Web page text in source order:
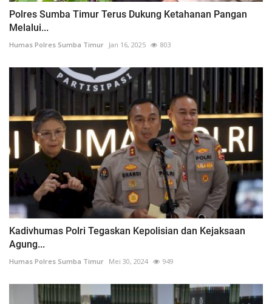
Polres Sumba Timur Terus Dukung Ketahanan Pangan
Melalui...
Humas Polres Sumba Timur Jan 16, 2025 803
Kadivhumas Polri Tegaskan Kepolisian dan Kejaksaan
Agung...
Humas Polres Sumba Timur Mei 30, 2024 949